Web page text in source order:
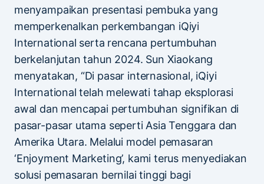
menyampaikan presentasi pembuka yang
memperkenalkan perkembangan iQiyi
International serta rencana pertumbuhan
berkelanjutan tahun 2024. Sun Xiaokang
menyatakan, “Di pasar internasional, iQiyi
International telah melewati tahap eksplorasi
awal dan mencapai pertumbuhan signifikan di
pasar-pasar utama seperti Asia Tenggara dan
Amerika Utara. Melalui model pemasaran
‘Enjoyment Marketing’, kami terus menyediakan
solusi pemasaran bernilai tinggi bagi